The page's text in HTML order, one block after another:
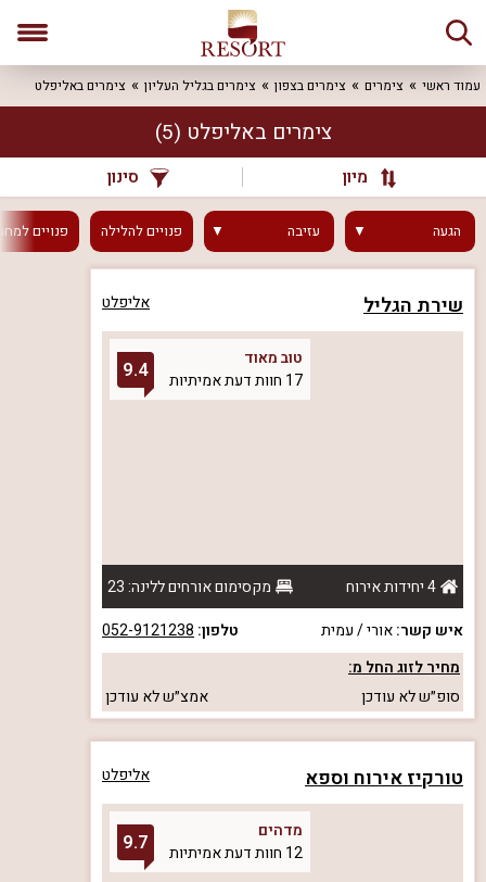
עמוד ראשי צימרים צימרים בצפון צימרים בגליל העליון צימרים באליפלט
צימרים באליפלט (5)
מיון סינון
הגעה עזיבה פנוייםלהלילה פנויים
שירת הגליל אליפלט
טוב מאוד
17 חוות דעת אמיתיות
9.4
4 יחידות אירוח
מקסימום אורחים ללינה: 23
איש קשר:אורי / עמית טלפון: 052-9121238
מחיר לזוג החל מ:
סופ״שלא עודכן אמצ״שלא עודכן
טורקיז אירוח וספא אליפלט
מדהים
12 חוות דעת אמיתיות
9.7